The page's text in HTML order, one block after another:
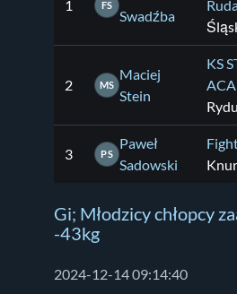
1 FS
Swadźba
2 MS
Maciej
Stein
KS
3 PS
Paweł
Sadowski
Gi; Młodzicy chłopcy
-43kg
2024-12-14 09:14:40